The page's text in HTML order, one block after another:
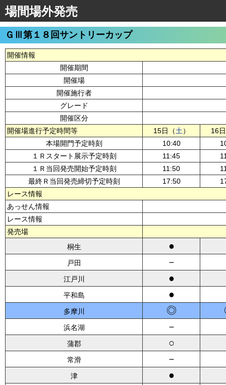
場間場外発売
ＧⅢ第１８回サントリーカップ
開催情報
開催期間
開催場
開催施行者
グレード
開催区分
開催場進行予定時間等
15日（土）
16
本場開門予定時刻
10:40
１Ｒスタート展示予定時刻
11:45
１Ｒ当回発売開始予定時刻
11:50
最終Ｒ当回発売締切予定時刻
17:50
レース情報
あっせん情報
レース情報
発売場
桐生
●
戸田 －
江戸川 ●
平和島 ●
多摩川 ◎
浜名湖 －
蒲郡 ○
常滑 －
津 ●